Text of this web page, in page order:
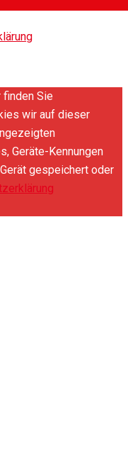
Sie
wir auf dieser
Geräte-Kennungen
gespeichert oder